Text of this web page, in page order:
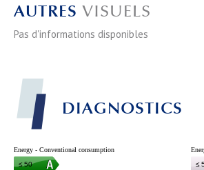
AUTRES VISUELS
Pas d'informations disponibles
DIAGNOSTICS